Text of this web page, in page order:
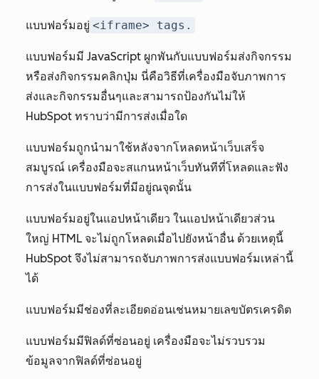
แบบฟอร์มอยู่ <iframe> tags.
แบบฟอร์มมี JavaScript ผูกพันกับแบบฟอร์มส่งกิจกรรม
หรือส่งกิจกรรมคลิกปุ่ม นี่คือวิธีที่เครื่องมือจับภาพการ
ส่งและกิจกรรมอื่นๆและสามารถป้องกันไม่ให้
HubSpot ทราบว่ามีการส่งเมื่อใด
แบบฟอร์มถูกนำมาใช้หลังจากโหลดหน้าเว็บเสร็จ
สมบูรณ์ เครื่องมือจะสแกนหน้าเว็บทันทีที่โหลดและฟัง
การส่งในแบบฟอร์มที่มีอยู่ณจุดนั้น
แบบฟอร์มอยู่ในแอปหน้าเดียว ในแอปหน้าเดียวส่วน
ใหญ่ HTML จะไม่ถูกโหลดเมื่อไปยังหน้าอื่น ด้วยเหตุนี้
HubSpot จึงไม่สามารถจับภาพการส่งแบบฟอร์มเหล่านี้
ได้
แบบฟอร์มมีช่องที่ละเอียดอ่อนเช่นหมายเลขบัตรเครดิต
แบบฟอร์มมีฟิลด์ที่ซ่อนอยู่ เครื่องมือจะไม่รวบรวม
ข้อมูลจากฟิลด์ที่ซ่อนอยู่